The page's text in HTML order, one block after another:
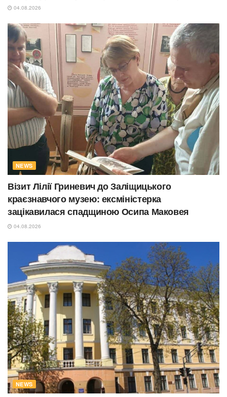
04.08.2026
NEWS
Візит Лілії Гриневич до Заліщицького
краєзнавчого музею: ексміністерка
зацікавилася спадщиною Осипа Маковея
04.08.2026
NEWS